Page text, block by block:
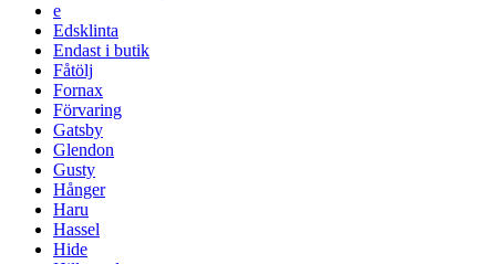
e
Edsklinta
Endast i butik
Fåtölj
Fornax
Förvaring
Gatsby
Glendon
Gusty
Hånger
Haru
Hassel
Hide